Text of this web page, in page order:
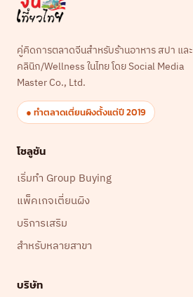
คู่คิดการตลาดจีนสำหรับร้านอาหาร สปา และ
คลินิก/Wellness ในไทย โดย Social Media
Master Co., Ltd.
● ทำตลาดเตี่ยนผิงตั้งแต่ปี 2019
โซลูชัน
เริ่มทำ Group Buying
แพ็คเกจเตี่ยนผิง
บริการเสริม
สำหรับหลายสาขา
บริษัท